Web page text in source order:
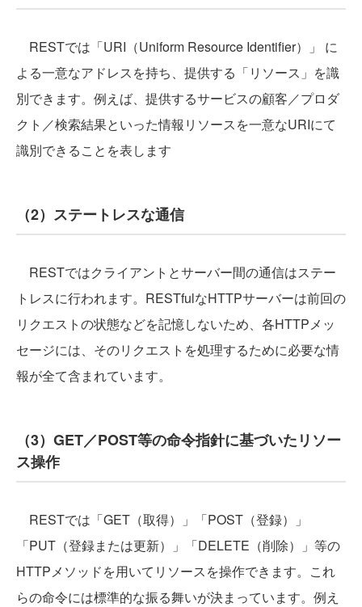
RESTでは「URI（Uniform Resource Identifier）」 に
よる一意なアドレスを持ち、提供する「リソース」を識
別できます。例えば、提供するサービスの顧客／プロダ
クト／検索結果といった情報リソースを一意なURIにて
識別できることを表します
（2）ステートレスな通信
RESTではクライアントとサーバー間の通信はステー
トレスに行われます。RESTfulなHTTPサーバーは前回の
リクエストの状態などを記憶しないため、各HTTPメッ
セージには、そのリクエストを処理するために必要な情
報が全て含まれています。
（3）GET／POST等の命令指針に基づいたリソー
ス操作
RESTでは「GET（取得）」「POST（登録）」
「PUT（登録または更新）」「DELETE（削除）」等の
HTTPメソッドを用いてリソースを操作できます。これ
らの命令には標準的な振る舞いが決まっています。例え